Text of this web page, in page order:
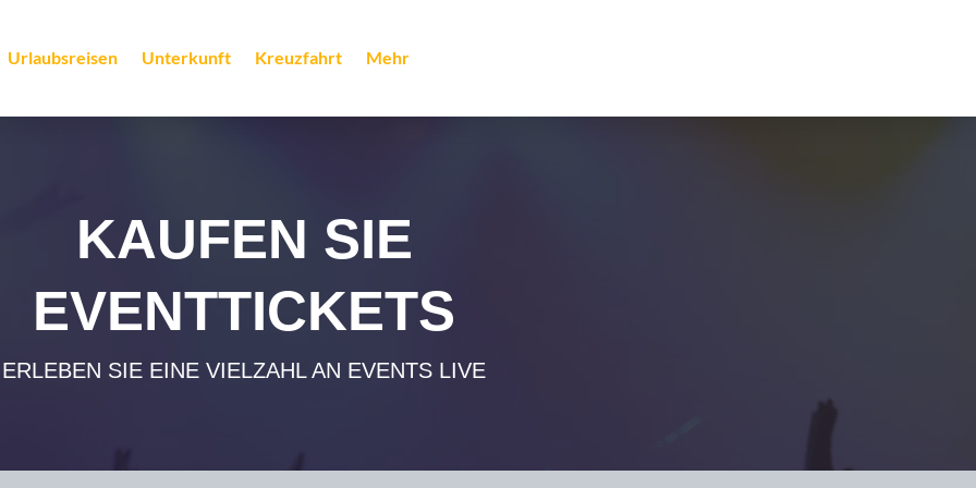
Urlaubsreisen Unterkunft Kreuzfahrt Mehr
KAUFEN SIE
EVENTTICKETS
ERLEBEN SIE EINE VIELZAHL AN EVENTS LIVE